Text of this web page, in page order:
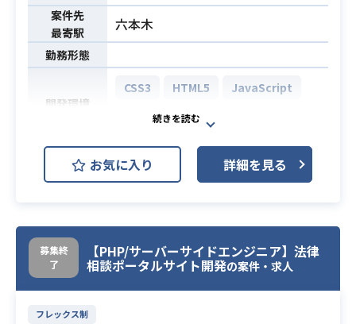
案件先
最寄駅
六本木
勤務形態
開発環境
CSS3 HTML5
JavaScript
日本最大級の法律ポータルサイトの
開発において、サービス改善及びそ
【想定される業務内容】
・Webフロントエンド開発全般
・サービス改善に向けた施策出しか
お気に入り 詳細を見る
募集終
了
【PHP/サーバーサイドエンジニア】法律
相談ポータルサイト開発の案件・求人
フレックス制